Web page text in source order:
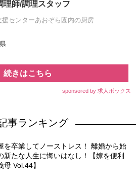
理師/調理スタッフ
センターあおぞら園内の厨房
続きはこちら
sponsored by 求人ボックス
事ランキング
を卒業してノーストレス！ 離婚から始
新たな人生に悔いはなし！【嫁を便利
母 Vol.44】